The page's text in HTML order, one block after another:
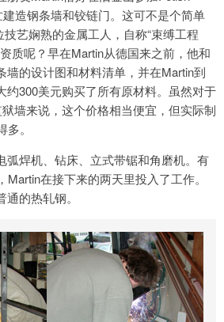
造钢条墙和铰链门。这可不是个简单
艺娴熟的金属工人，自称“束缚工程
质呢？早在Martin从德国来之前，他和
墙的设计图和材料清单，并在Martin到
约300美元购买了所有原材料。虽然对于
墙来说，这个价格相当便宜，但实际制
。
弧焊机、钻床、立式带锯和角磨机。有
在接下来的两天里投入了工作。
的热轧钢。